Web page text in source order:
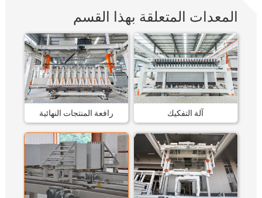
المعدات المتعلقة بهذا القسم
آلة التفكيك رافعة المنتجات النهائية